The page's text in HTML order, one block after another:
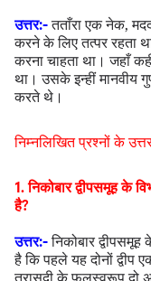
उत्तर:-तताँरा एक नेक,
करने के लिए तत्पर रहता
करना चाहता था। जहाँ
था। उसके इन्हीं मानवीय
करते थे।
निम्नलिखित प्रश्नों के
1. निकोबार द्वीपसमूह के
है?
उत्तर:-निकोबार
है कि पहले यह दोनों द्वीप